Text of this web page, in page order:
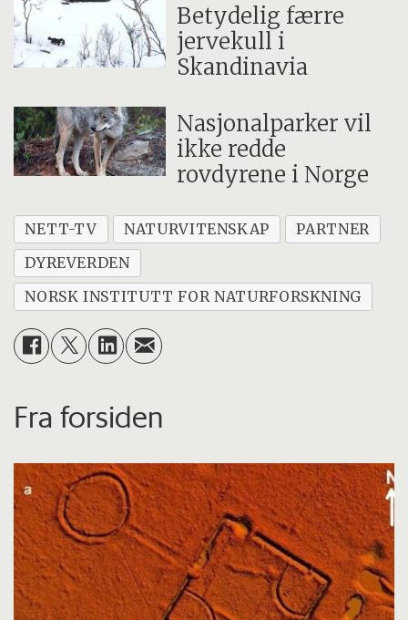
Betydelig færre
jervekull i
Skandinavia
Nasjonalparker vil
ikke redde
rovdyrene i Norge
NETT-TV NATURVITENSKAP
PARTNER
DYREVERDEN
NORSK INSTITUTT FOR NATURFORSKNING
Fra forsiden